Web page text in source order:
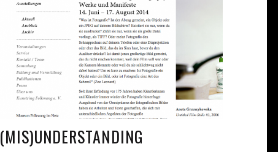
(MIS)UNDERSTANDING